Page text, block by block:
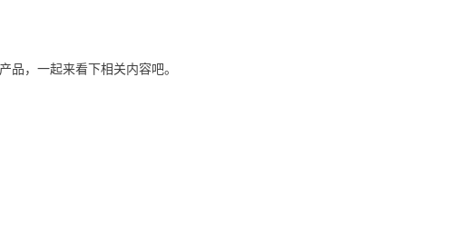
，一起来看下相关内容吧。